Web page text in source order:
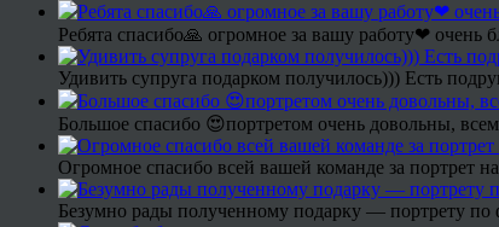
Ребята спасибо🙏 огромное за вашу работу❤ очень
Удивить супруга подарком получилось))) Есть
Большое спасибо 😍портретом очень довольны,
Огромное спасибо всей вашей команде за портрет
Безумно рады полученному подарку — портрету по